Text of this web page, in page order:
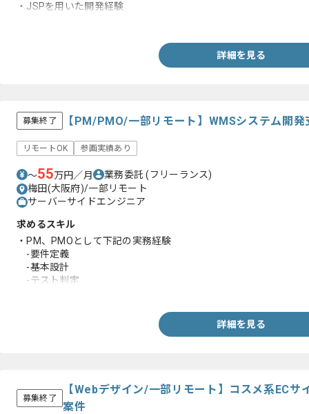
・JSPを用いた開発経験
詳細を見る
募集終了 【PM/PMO/一部リモート】WMSシステム開
リモートOK 参画実績あり
〜55万円／月 業務委託(フリーランス)
梅田(大阪府)/一部リモート
サーバーサイドエンジニア
求めるスキル
・PM、PMOとして下記の実務経験
-要件定義
-基本設計
-テスト判定
詳細を見る
募集終了
【Webデザイン/一部リモート】コスメ系ECサ
案件